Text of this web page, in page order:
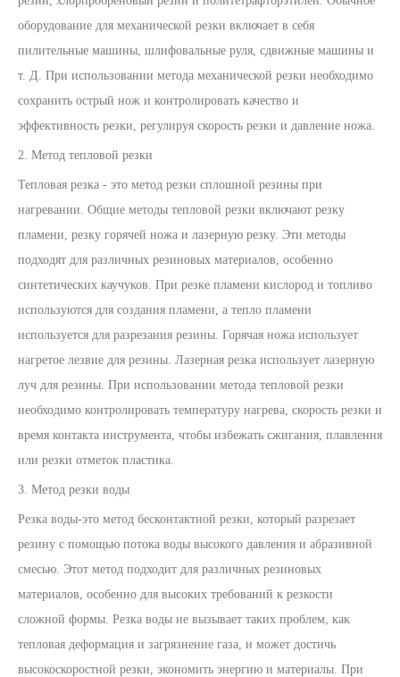
оборудование для механической резки включает в себя
пилительные машины, шлифовальные руля, сдвижные машины и
т. Д. При использовании метода механической резки необходимо
сохранить острый нож и контролировать качество и
эффективность резки, регулируя скорость резки и давление ножа.
2. Метод тепловой резки
Тепловая резка - это метод резки сплошной резины при
нагревании. Общие методы тепловой резки включают резку
пламени, резку горячей ножа и лазерную резку. Эти методы
подходят для различных резиновых материалов, особенно
синтетических каучуков. При резке пламени кислород и топливо
используются для создания пламени, а тепло пламени
используется для разрезания резины. Горячая ножа использует
нагретое лезвие для резины. Лазерная резка использует лазерную
луч для резины. При использовании метода тепловой резки
необходимо контролировать температуру нагрева, скорость резки и
время контакта инструмента, чтобы избежать сжигания, плавления
или резки отметок пластика.
3. Метод резки воды
Резка воды-это метод бесконтактной резки, который разрезает
резину с помощью потока воды высокого давления и абразивной
смесью. Этот метод подходит для различных резиновых
материалов, особенно для высоких требований к резкости
сложной формы. Резка воды не вызывает таких проблем, как
тепловая деформация и загрязнение газа, и может достичь
высокоскоростной резки, экономить энергию и материалы. При